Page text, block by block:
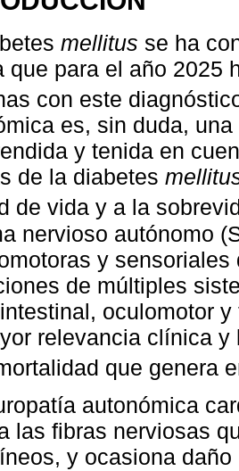
mellitus se ha
que para el año 2025
con este
es, sin duda,
y tenida en
de la diabetes
de vida y a la
nervioso autónomo
y
de múltiples
oculomotor
relevancia clínica
que genera
autonómica
las fibras nerviosas
y ocasiona